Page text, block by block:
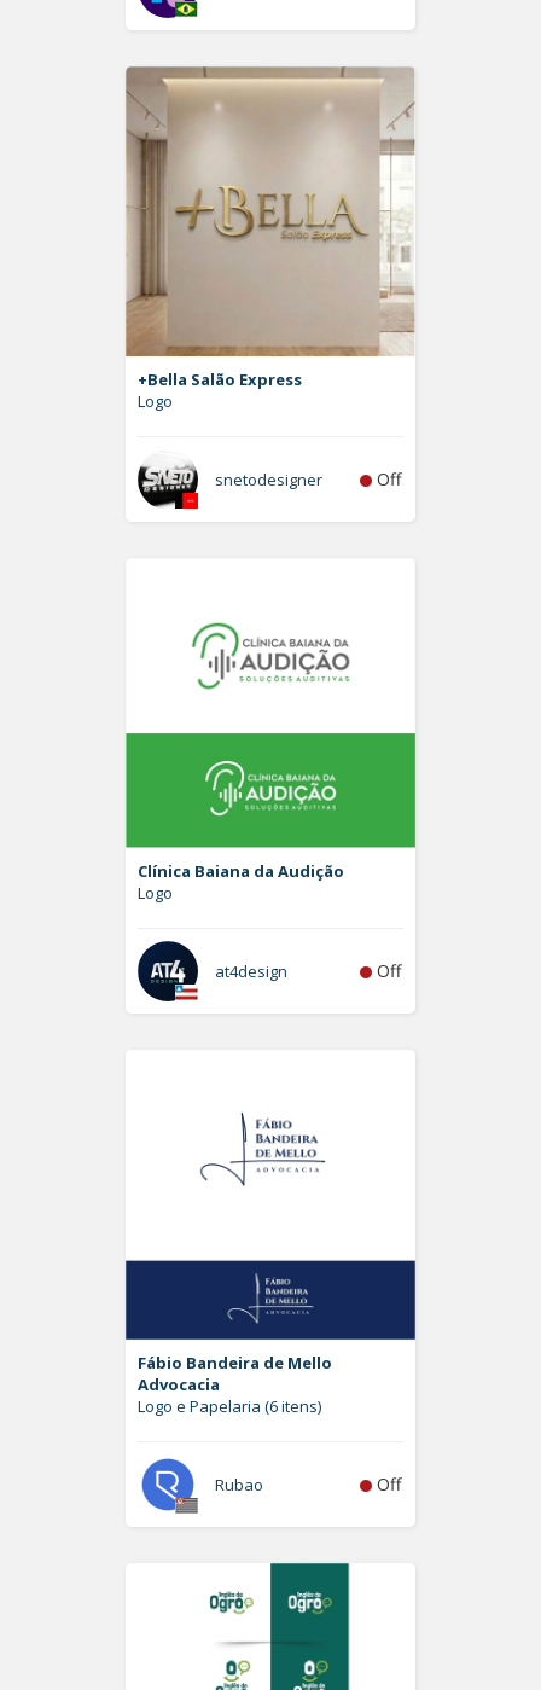
+Bella Salão Express
Logo
snetodesigner Off
Clínica Baiana da Audição
Logo
at4design Off
Fábio Bandeira de Mello
Advocacia
Logo e Papelaria (6 itens)
Rubao Off